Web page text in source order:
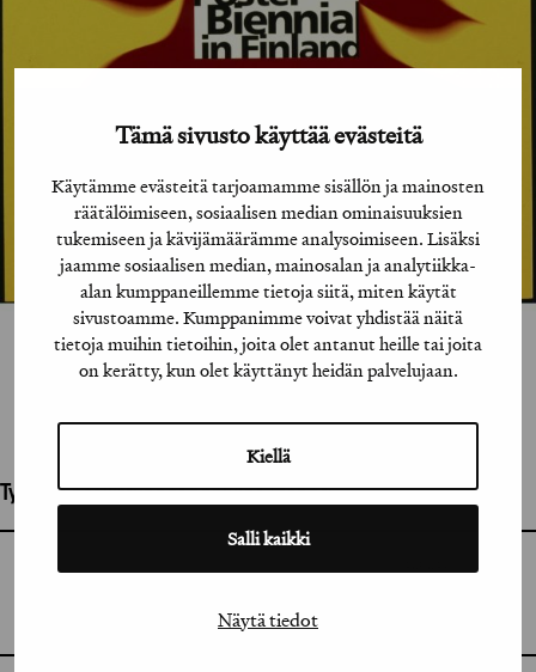
Tämä sivusto käyttää evästeitä
Käytämme evästeitä tarjoamamme sisällön ja mainosten
räätälöimiseen, sosiaalisen median ominaisuuksien
tukemiseen ja kävijämäärämme analysoimiseen. Lisäksi
jaamme sosiaalisen median, mainosalan ja analytiikka-
alan kumppaneillemme tietoja siitä, miten käytät
sivustoamme. Kumppanimme voivat yhdistää näitä
tietoja muihin tietoihin, joita olet antanut heille tai joita
on kerätty, kun olet käyttänyt heidän palvelujaan.
Kiellä
Salli kaikki
Näytä tiedot
Työhön osallistuneet henkilöt / tahot: